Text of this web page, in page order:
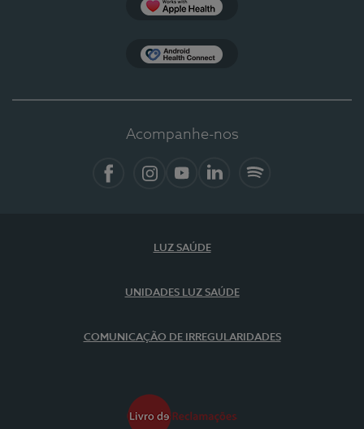
Acompanhe-nos
LUZ SAÚDE
UNIDADES LUZ SAÚDE
COMUNICAÇÃO DE IRREGULARIDADES